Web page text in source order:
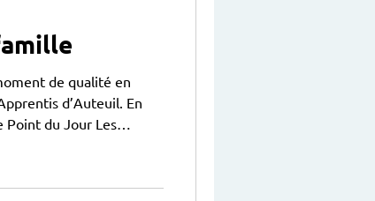
de qualité en
d’Auteuil. En
Point du Jour Les